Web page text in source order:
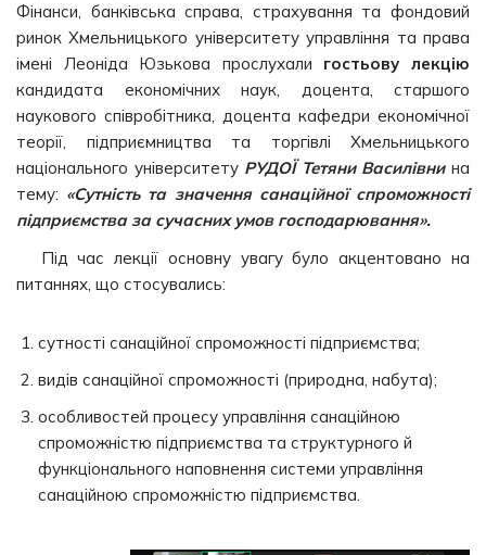
Фінанси, банківська справа, страхування та фондовий
ринок Хмельницького університету управління та права
імені Леоніда Юзькова прослухали гостьову лекцію
кандидата економічних наук, доцента, старшого
наукового співробітника, доцента кафедри економічної
теорії, підприємництва та торгівлі Хмельницького
національного університету РУДОЇ Тетяни Василівнина
тему: «Сутність та значення санаційної спроможності
підприємства за сучасних умов господарювання».
Під час лекції основну увагу було акцентовано на
питаннях, що стосувались:
сутності санаційної спроможності підприємства;
видів санаційної спроможності (природна, набута);
особливостей процесу управління санаційною
спроможністю підприємства та структурного й
функціонального наповнення системи управління
санаційною спроможністю підприємства.